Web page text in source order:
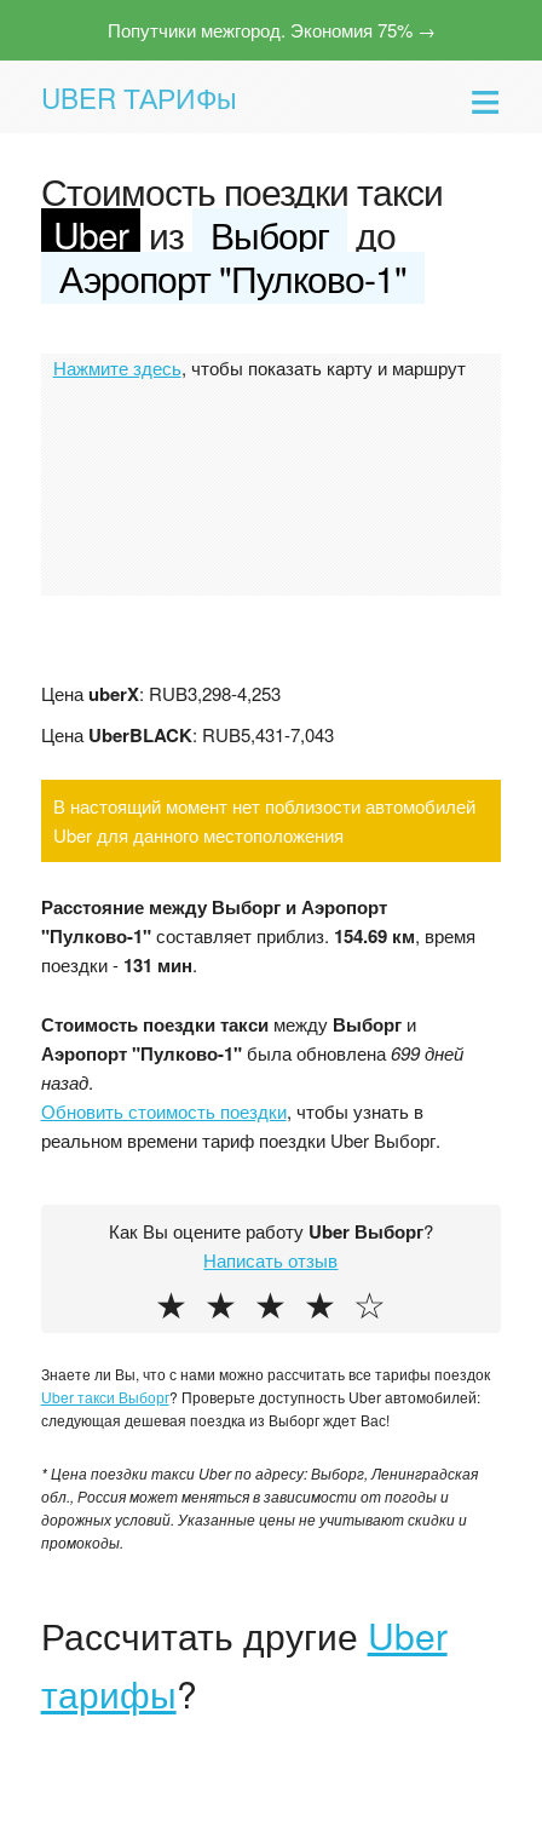
Попутчики межгород. Экономия 75% →
UBER ТАРИФы
Стоимость поездки такси
Uber из Выборг до
Аэропорт "Пулково-1"
Нажмите здесь, чтобы показать карту и маршрут
ЦенаuberX: RUB3,298-4,253
Цена UberBLACK: RUB5,431-7,043
В настоящий момент нет поблизости автомобилей
Uber для данного местоположения
Расстояние между Выборг и Аэропорт
"Пулково-1"составляет приблиз. 154.69 км, время
поездки - 131 мин.
Стоимость поездки таксимежду Выборги
Аэропорт "Пулково-1"была обновлена699 дней
назад.
Обновить стоимость поездки, чтобы узнать в
реальном времени тариф поездки Uber Выборг.
Как Вы оцените работу Uber Выборг?
Написать отзыв
☆
★
★
★
★
Знаете ли Вы, что с нами можно рассчитать все тарифы поездок
Uber такси Выборг? Проверьте доступность Uber автомобилей:
следующая дешевая поездка из Выборг ждет Вас!
* Цена поездки такси Uber по адресу: Выборг, Ленинградская
обл., Россия может меняться в зависимости от погоды и
дорожных условий. Указанные цены не учитывают скидки и
промокоды.
Рассчитать другие Uber
тарифы?